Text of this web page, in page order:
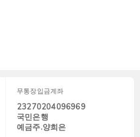
무통장입금계좌
23270204096969
국민은행
예금주.양희은